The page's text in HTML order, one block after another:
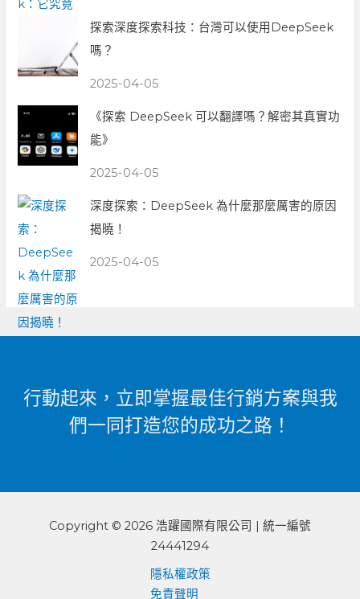
探索深度探索科技：台灣可以使用DeepSeek
嗎？
2025-04-05
《探索 DeepSeek 可以翻譯嗎？解密其真實功
能》
2025-04-05
深度探索：DeepSeek 為什麼那麼厲害的原因
揭曉！
2025-04-05
行動起來，立即掌握最佳行銷方案與我
們一同打造您的成功之路！
Copyright © 2026 浩躍國際有限公司 | 統一編號
24441294
隱私權政策
免責聲明